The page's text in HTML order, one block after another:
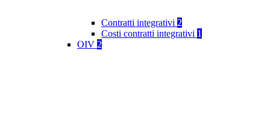
Contratti integrativi 2
Costi contratti integrativi 1
OIV 2